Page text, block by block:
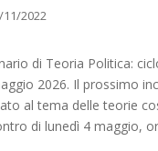
11/2022
di Teoria Politica:
2026. Il prossimo
al tema delle teorie
di lunedì 4 maggio,